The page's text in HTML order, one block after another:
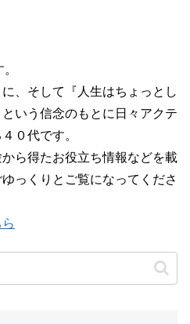
、そして『人生はちょっとし
いう信念のもとに日々アクテ
０代です。
ら得たお役立ち情報などを載
っくりとご覧になってくださ